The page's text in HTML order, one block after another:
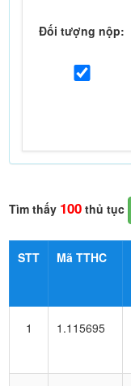
Đối tượng nộp:
Tìm thấy 100 thủ tục
STT Mã TTHC
1 1.115695